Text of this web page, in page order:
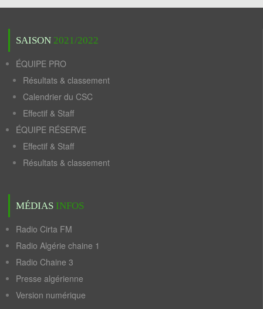
SAISON 2021/2022
ÉQUIPE PRO
Résultats & classement
Calendrier du CSC
Effectif & Staff
ÉQUIPE RÉSERVE
Effectif & Staff
Résultats & classement
MÉDIAS INFOS
Radio Cirta FM
Radio Algérie chaine 1
Radio Chaine 3
Presse algérienne
Version numérique